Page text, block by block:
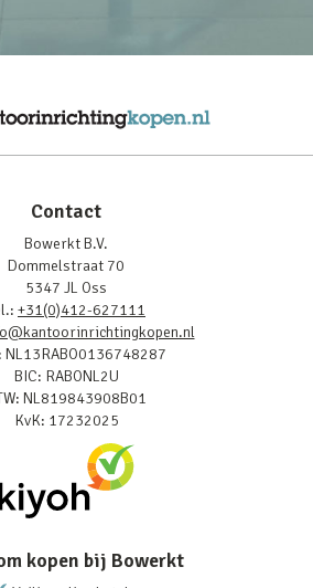
Contact
Bowerkt B.V.
Dommelstraat 70
5347 JL Oss
+31(0)412-627111
NL13RABO0136748287
BIC: RABONL2U
NL819843908B01
KvK: 17232025
kopen bij Bowerkt